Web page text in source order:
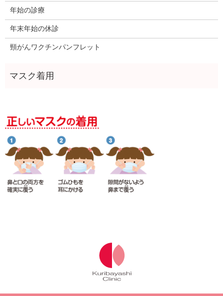
年始の診療
年末年始の休診
頸がんワクチンパンフレット